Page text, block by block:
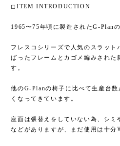
◻︎ITEM INTRODUCTION
1965〜75年頃に製造されたG-Plan
フレスコシリーズで人気のスラット
ばったフレームとカゴメ編みされた
す。
他のG-Planの椅子に比べて生産台
くなってきています。
座面は張替えをしていない為、シミ
などがありますが、まだ使用は十分